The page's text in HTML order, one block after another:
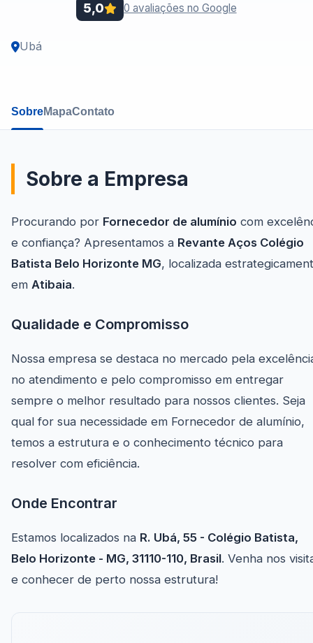
5,0 0 avaliações no Google
Ubá
SobreMapaContato
Sobre a Empresa
Procurando por Fornecedor de alumínio com
e confiança? Apresentamos a Revante Aços Colégio
Batista Belo Horizonte MG, localizada
em Atibaia.
Qualidade e Compromisso
Nossa empresa se destaca no mercado pela
no atendimento e pelo compromisso em entregar
sempre o melhor resultado para nossos clientes. Seja
qual for sua necessidade em Fornecedor de alumínio,
temos a estrutura e o conhecimento técnico para
resolver com eficiência.
Onde Encontrar
Estamos localizados na R. Ubá, 55 - Colégio Batista,
Belo Horizonte - MG, 31110-110, Brasil. Venha nos
e conhecer de perto nossa estrutura!